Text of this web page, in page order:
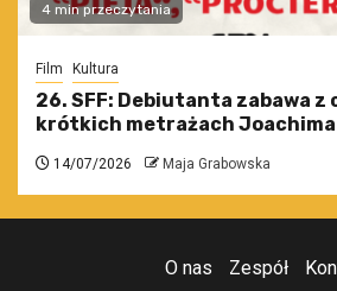
4 min przeczytania
Film Kultura
26. SFF: Debiutanta zabawa z
krótkich metrażach
14/07/2026 Maja Grabowska
O nas Zespół